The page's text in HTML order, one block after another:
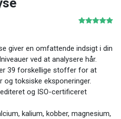
giver en omfattende indsigt i din
ved at analysere hår.
39 forskellige stoffer for at
toksiske eksponeringer.
og ISO-certificeret
kalium, kobber, magnesium,